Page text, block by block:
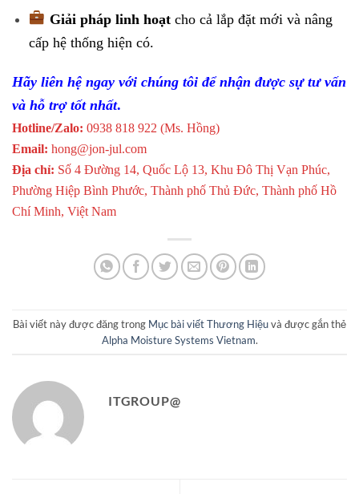
Giải pháp linh hoạtcho cả lắp đặt mới và nâng
cấp hệ thống hiện có.
Hãy liên hệ ngay với chúng tôi để nhận được sự tư vấn
và hỗ trợ tốt nhất.
Hotline/Zalo: 0938 818 922 (Ms. Hồng)
Email: hong@jon-jul.com
Địa chỉ: Số 4 Đường 14, Quốc Lộ 13, Khu Đô Thị Vạn Phúc,
Phường Hiệp Bình Phước, Thành phố Thủ Đức, Thành phố Hồ
Chí Minh, Việt Nam
Bài viết này được đăng trong Mục bài viết Thương Hiệuvà được gắn thẻ
Alpha Moisture Systems Vietnam.
ITGROUP@